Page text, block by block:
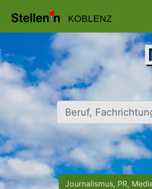
KOBLENZ
Beruf, Fachrichtung, Firma
Journalismus, PR,